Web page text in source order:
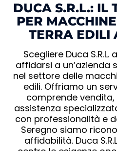
DUCA S.R.L.: IL
PER
TERRA EDILI
Scegliere Duca
affidarsi a un’azienda
nel settore delle
edili. Offriamo un
comprende
assistenza
con professionalità e
Seregno siamo
affidabilità. Duca